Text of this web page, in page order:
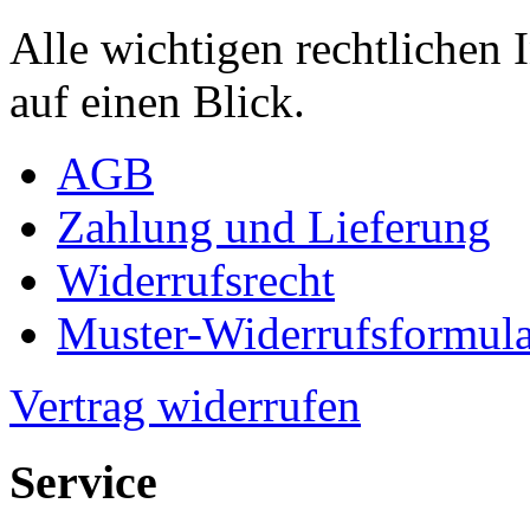
Alle wichtigen rechtlichen
auf einen Blick.
AGB
Zahlung und Lieferung
Widerrufsrecht
Muster-
Vertrag widerrufen
Service